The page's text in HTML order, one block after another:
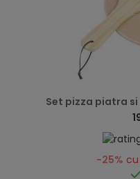
Set pizza piatra
-25%